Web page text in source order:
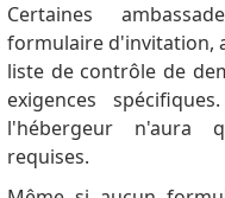
Certaines
formulaire d'invitation,
liste de contrôle de
exigences
l'hébergeur n'aura
requises.